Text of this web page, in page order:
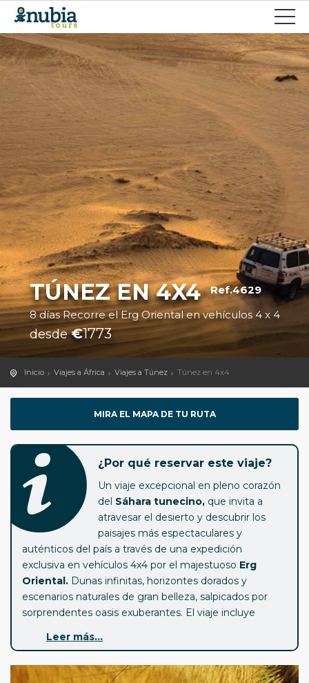
TÚNEZ EN 4X4 Ref.4629
8 días Recorre el Erg Oriental en vehículos 4 x 4
desde€1773
Inicio Viajes a África Viajes a Túnez Túnez en 4x4
MIRA EL MAPA DE TU RUTA
¿Por qué reservar este viaje?
Un viaje excepcional en pleno corazón
del Sáhara tunecino, que invita a
atravesar el desierto y descubrir los
paisajes más espectaculares y
auténticos del país a través de una expedición
exclusiva en vehículos 4x4 por el majestuoso Erg
Oriental. Dunas infinitas, horizontes dorados y
escenarios naturales de gran belleza, salpicados por
sorprendentes oasis exuberantes. El viaje incluye
en tiendas confortables equipadas con baño privado,
una experiencia única de inmersión
Leer más...